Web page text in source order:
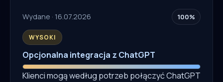
Wydane · 16.07.2026 100%
WYSOKI
Opcjonalna integracja z ChatGPT
Klienci mogą według potrzeb połączyć ChatGPT